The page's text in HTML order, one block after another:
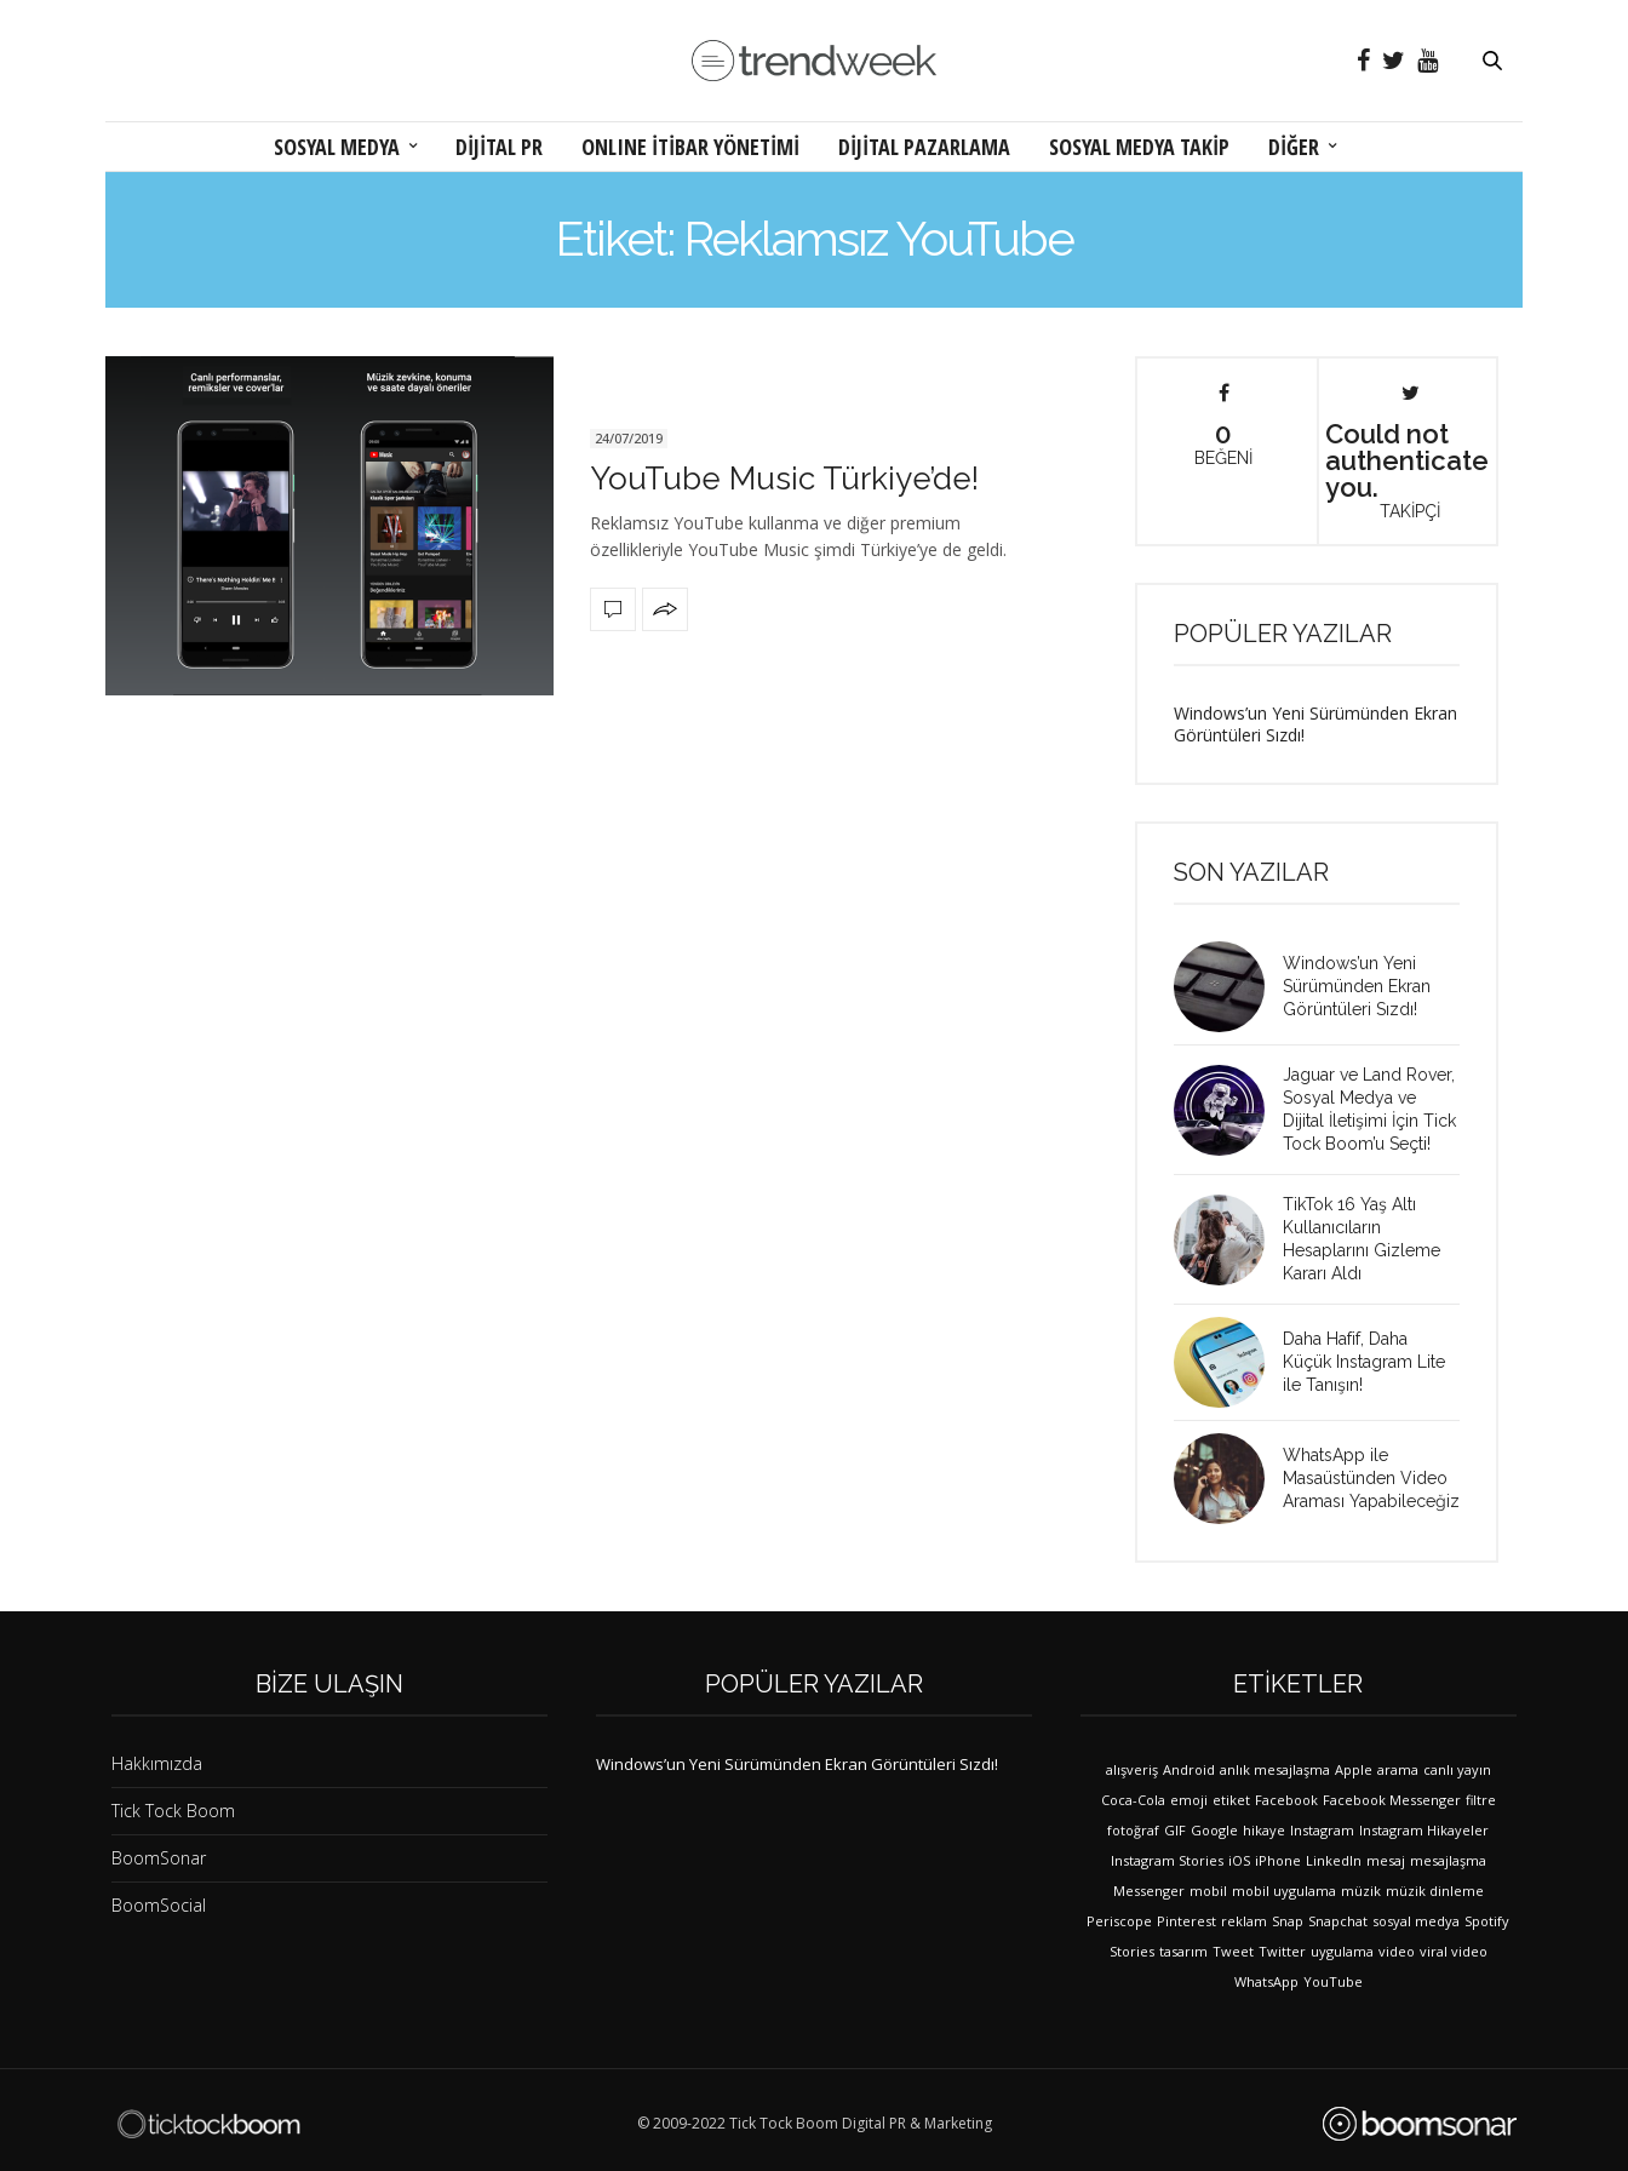
SOSYAL MEDYA DİJİTAL PR ONLINE İTİBAR YÖNETİMİ DİJİTAL PAZARLAMA SOSYAL MEDYA TAKİP DİĞER
Etiket: Reklamsız YouTube
24/07/2019
YouTube Music Türkiye’de!
Reklamsız YouTube kullanma ve diğer premium
özellikleriyle YouTube Music şimdi Türkiye’ye de geldi.
0
BEĞENİ
Could not
authenticate
you.
TAKİPÇİ
POPÜLER YAZILAR
Windows’un Yeni Sürümünden Ekran
Görüntüleri Sızdı!
SON YAZILAR
Windows’un Yeni
Sürümünden Ekran
Görüntüleri Sızdı!
Jaguar ve Land Rover,
Sosyal Medya ve
Dijital İletişimi İçin Tick
Tock Boom’u Seçti!
TikTok 16 Yaş Altı
Kullanıcıların
Hesaplarını Gizleme
Kararı Aldı
Daha Hafif, Daha
Küçük Instagram Lite
ile Tanışın!
WhatsApp ile
Masaüstünden Video
Araması Yapabileceğiz
BIZE ULAŞIN
Hakkımızda
Tick Tock Boom
BoomSonar
BoomSocial
POPÜLER YAZILAR
Windows’un Yeni Sürümünden Ekran Görüntüleri Sızdı!
ETIKETLER
alışveriş Android anlık mesajlaşma Apple arama canlı yayın
Coca-Cola emoji etiket Facebook Facebook Messenger filtre
fotoğraf GIF Google hikaye Instagram Instagram Hikayeler
Instagram Stories iOS iPhone LinkedIn mesaj mesajlaşma
Messenger mobil mobil uygulama müzik müzik dinleme
Periscope Pinterest reklam Snap Snapchat sosyal medya Spotify
Stories tasarım Tweet Twitter uygulama video viral video
WhatsApp YouTube
© 2009-2022 Tick Tock Boom Digital PR & Marketing